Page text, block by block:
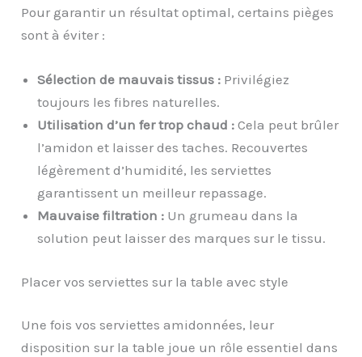
Pour garantir un résultat optimal, certains pièges
sont à éviter :
Sélection de mauvais tissus : Privilégiez
toujours les fibres naturelles.
Utilisation d’un fer trop chaud : Cela peut brûler
l’amidon et laisser des taches. Recouvertes
légèrement d’humidité, les serviettes
garantissent un meilleur repassage.
Mauvaise filtration : Un grumeau dans la
solution peut laisser des marques sur le tissu.
Placer vos serviettes sur la table avec style
Une fois vos serviettes amidonnées, leur
disposition sur la table joue un rôle essentiel dans